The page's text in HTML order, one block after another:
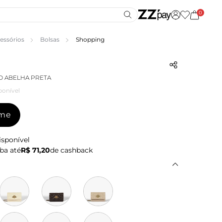
0
Bolsas Shopping
ABELHA PRETA
atéR$ 71,20de cashback